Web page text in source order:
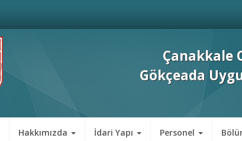
Çanakkale
Gökçeada
Hakkımızda İdari Yapı Personel